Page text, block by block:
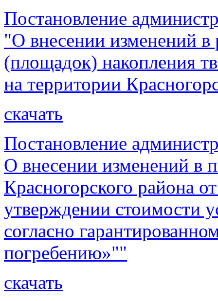
Постановление
"О внесении изменений в
(площадок) накопления
на территории
скачать
Постановление
О внесении изменений в
Красногорского района
утверждении стоимости
согласно
погребению»""
скачать